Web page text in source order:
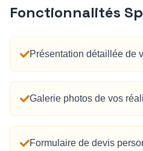
Fonctionnalités
Présentation détaillée de
Galerie photos de vos
Formulaire de devis